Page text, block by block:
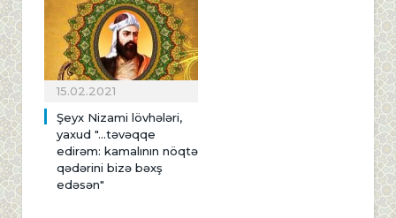
15.02.2021
Şeyx Nizami lövhələri,
yaxud "...təvəqqe
edirəm: kamalının nöqtə
qədərini bizə bəxş
edəsən"